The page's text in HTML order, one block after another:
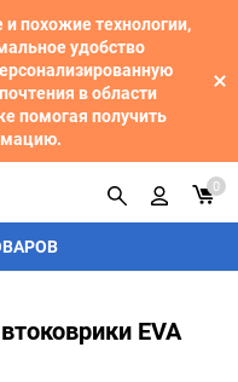
похожие технологии,
удобство
в области
помогая получить
0
EVA